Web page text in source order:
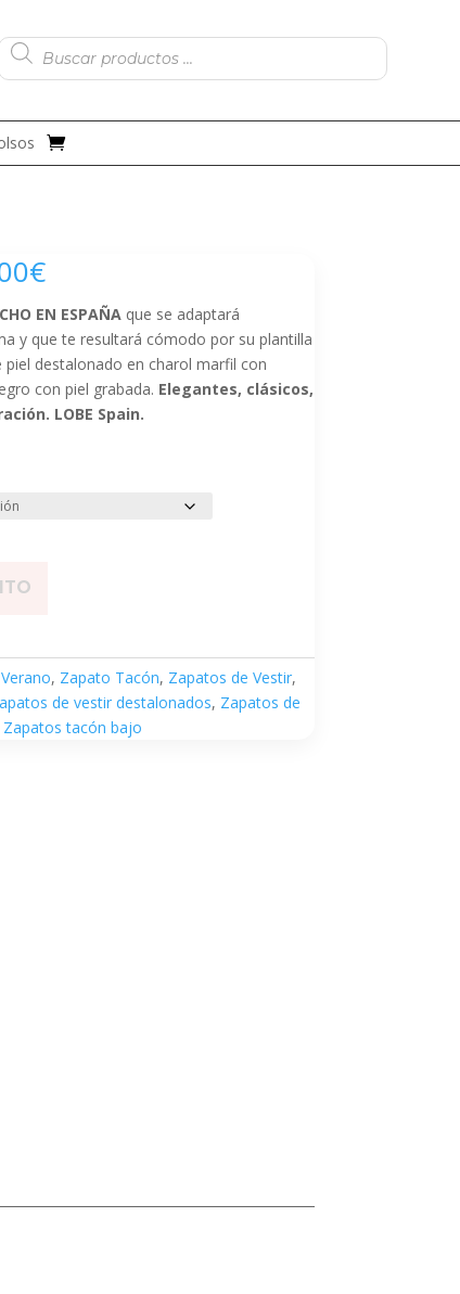
Búsqueda
productos
€
EN ESPAÑA que se adaptará
y que te resultará cómodo por su plantilla
destalonado en charol marfil con
con piel grabada. Elegantes, clásicos,
LOBE Spain.
Verano, Zapato Tacón, Zapatos de Vestir,
de vestir destalonados, Zapatos de
Zapatos tacón bajo